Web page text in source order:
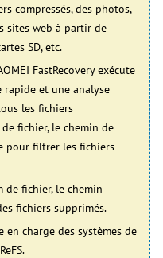
compressés, des photos,
sites web à partir de
SD, etc.
FastRecovery exécute
et une analyse
les fichiers
fichier, le chemin de
pour filtrer les fichiers
de fichier, le chemin
fichiers supprimés.
en charge des systèmes de